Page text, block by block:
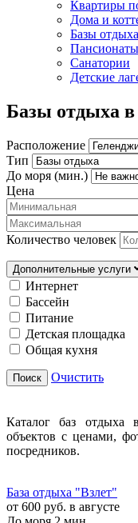
Квартиры
Дома и
Базы отдыха
Пансионаты
Санатории
Детские
Базы отдыха в
Расположение
Тип
До моря (мин.)
Цена
Количество человек
Дополнительные услуги
Интернет
Бассейн
Питание
Детская площадка
Общая кухня
Поиск Очистить
Каталог баз отдыха
объектов с ценами,
посредников.
База отдыха "Взлет"
от 600 руб. в августе